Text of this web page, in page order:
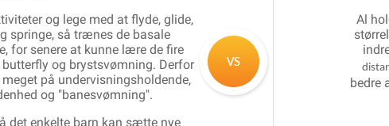
og lege med at flyde, glide,
springe, så trænes de basale
for senere at kunne lære de fire
og brystsvømning. Derfor
på undervisningsholdende,
og "banesvømning".
det enkelte barn kan sætte nye
Al
bedre